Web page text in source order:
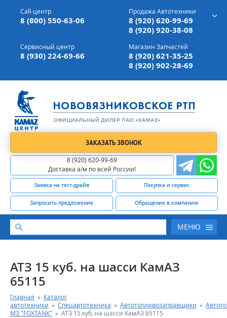
г. Вязники,ул. Механизаторов, д 90
Доставка а/м,по всей России
Call-центр
8 (800) 550-63-06
Продажа Автотехники
8 (920) 620-99-69
8 (920) 920-38-08
Сервисный центр
8 (930) 224-69-66
Магазин Запчастей
8 (920) 621-35-25
8 (920) 902-28-69
ЗАКАЗАТЬ ЗВОНОК
8 (920) 620-99-69
Доставка а/м по всей России!
Заявка на тест-драйв Покупка и сервис
Запросить предложение Обращение в компанию
МЕНЮ
КАТАЛОГ АВТОТЕХНИКИ
СЕРВИС И ГАРАНТИЙНЫЕ ОБЯЗАТЕЛЬСТВА
АТЗ 15 куб. на шасси КамАЗ
65115
Главная » Каталог
автотехники » Спецавтотехника » Автотопливозаправщики »
МЗ "FOXTANK" » АТЗ 15 куб. на шасси КамАЗ 65115